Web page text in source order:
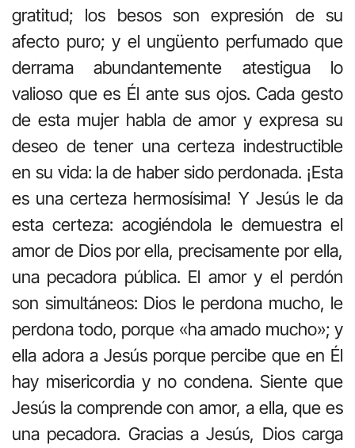
gratitud; los besos son expresión de su
afecto puro; y el ungüento perfumado que
derrama abundantemente atestigua lo
valioso que es Él ante sus ojos. Cada gesto
de esta mujer habla de amor y expresa su
deseo de tener una certeza indestructible
en su vida: la de haber sido perdonada. ¡Esta
es una certeza hermosísima! Y Jesús le da
esta certeza: acogiéndola le demuestra el
amor de Dios por ella, precisamente por ella,
una pecadora pública. El amor y el perdón
son simultáneos: Dios le perdona mucho, le
perdona todo, porque «ha amado mucho»; y
ella adora a Jesús porque percibe que en Él
hay misericordia y no condena. Siente que
Jesús la comprende con amor, a ella, que es
una pecadora. Gracias a Jesús, Dios carga